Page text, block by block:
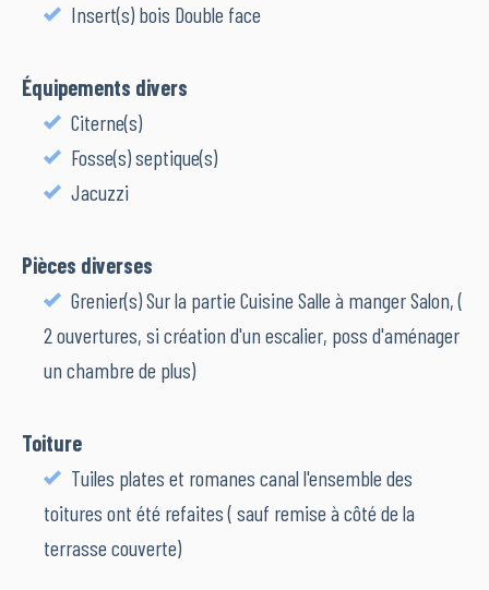
Insert(s) bois Double face
Équipements divers
Citerne(s)
Fosse(s) septique(s)
Jacuzzi
Pièces diverses
Grenier(s) Sur la partie Cuisine Salle à manger Salon, (
2 ouvertures, si création d'un escalier, poss d'aménager
un chambre de plus)
Toiture
Tuiles plates et romanes canal l'ensemble des
toitures ont été refaites ( sauf remise à côté de la
terrasse couverte)